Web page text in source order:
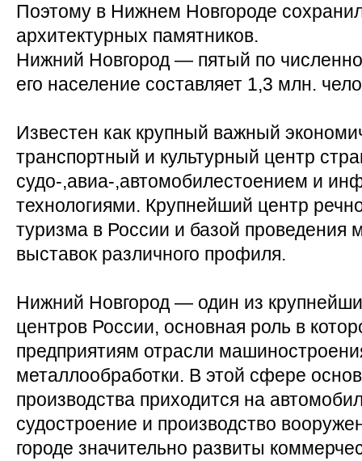
Поэтому в Нижнем Новгороде
архитектурных памятников.
Нижний Новгород — пятый по
его население составляет 1,3 млн.
Известен как крупный важный
транспортный и культурный центр
судо-,авиа-,автомобилестоением и
технологиями. Крупнейший центр
туризма в России и базой проведения
выставок различного профиля.
Нижний Новгород — один из
центров России, основная роль в
предприятиям отрасли
металлообработки. В этой сфере
производства приходится на
судостроение и производство
городе значительно развиты